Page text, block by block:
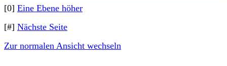
[0] Eine Ebene höher
[#] Nächste Seite
Zur normalen Ansicht wechseln